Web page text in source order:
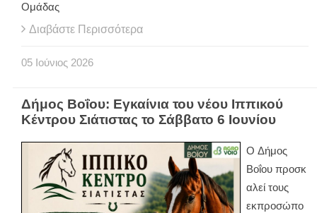
Ομάδας
Διαβάστε Περισσότερα
05 Ιούνιος 2026
Δήμος Βοΐου: Eγκαίνια του νέου Ιππικού
Κέντρου Σιάτιστας το Σάββατο 6 Ιουνίου
Ο Δήμος
Βοΐου προσκ
αλεί τους
εκπροσώπο